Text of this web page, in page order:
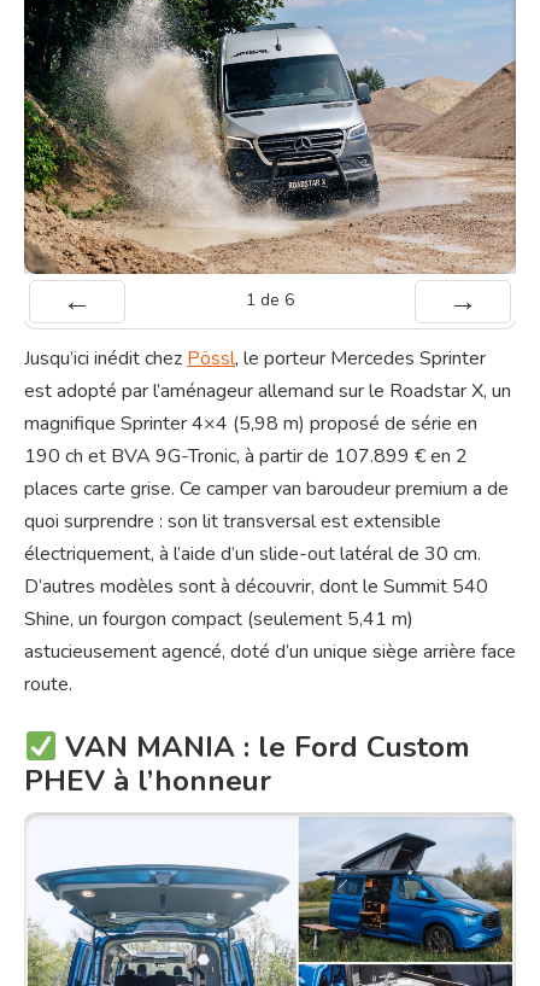
1 de 6
Jusqu’ici inédit chezPössl, le porteur Mercedes Sprinter
est adopté par l’aménageur allemand sur le Roadstar X, un
magnifique Sprinter 4×4 (5,98 m) proposé de série en
190 ch et BVA 9G-Tronic, à partir de 107.899 € en 2
places carte grise. Ce camper van baroudeur premium a de
quoi surprendre : son lit transversal est extensible
électriquement, à l’aide d’un slide-out latéral de 30 cm.
D’autres modèles sont à découvrir, dont le Summit 540
Shine, un fourgon compact (seulement 5,41 m)
astucieusement agencé, doté d’un unique siège arrière face
route.
VAN MANIA : le Ford Custom
PHEV à l’honneur